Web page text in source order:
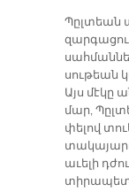
Պըլ­տեան
սու­թեան
Այս մէ­կը
մար,
փե­լով
ա­ւե­լի